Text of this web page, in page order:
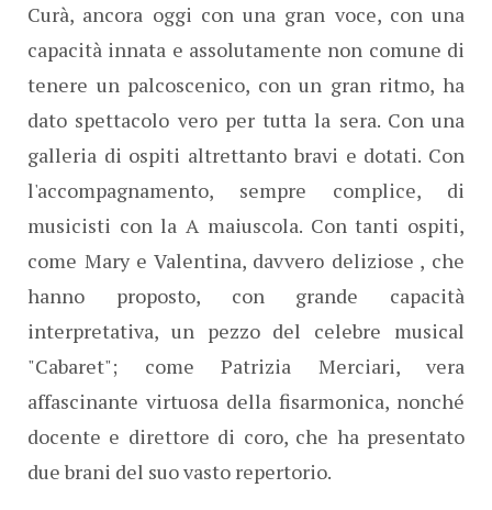
Curà, ancora oggi con una gran voce, con una
capacità innata e assolutamente non comune di
tenere un palcoscenico, con un gran ritmo, ha
dato spettacolo vero per tutta la sera. Con una
galleria di ospiti altrettanto bravi e dotati. Con
l'accompagnamento, sempre complice, di
musicisti con la A maiuscola. Con tanti ospiti,
come Mary e Valentina, davvero deliziose , che
hanno proposto, con grande capacità
interpretativa, un pezzo del celebre musical
"Cabaret"; come Patrizia Merciari, vera
affascinante virtuosa della fisarmonica, nonché
docente e direttore di coro, che ha presentato
due brani del suo vasto repertorio.